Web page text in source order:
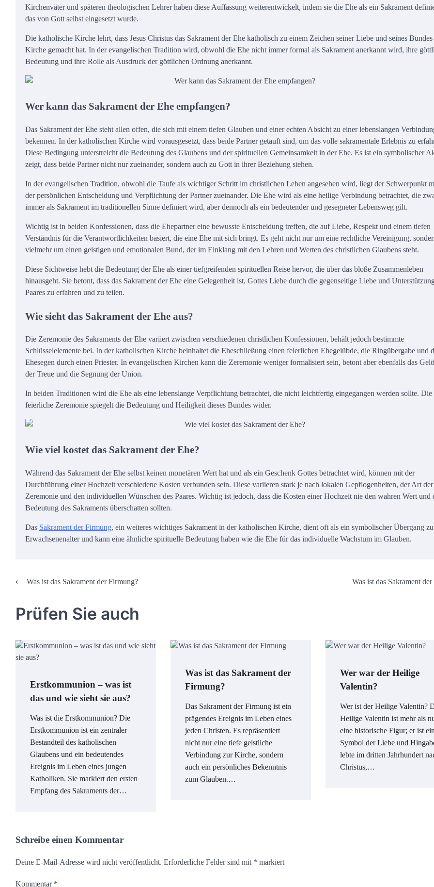
Kirchenväter und späteren theologischen Lehrer haben diese Auffassung weiterentwickelt, indem sie die Ehe als ein Sakrament
das von Gott selbst eingesetzt wurde.
Die katholische Kirche lehrt, dass Jesus Christus das Sakrament der Ehe katholisch zu einem Zeichen seiner Liebe und seines
Kirche gemacht hat. In der evangelischen Tradition wird, obwohl die Ehe nicht immer formal als Sakrament anerkannt wird, ihre
Bedeutung und ihre Rolle als Ausdruck der göttlichen Ordnung anerkannt.
Wer kann das Sakrament der Ehe empfangen?
Das Sakrament der Ehe steht allen offen, die sich mit einem tiefen Glauben und einer echten Absicht zu einer lebenslangen
bekennen. In der katholischen Kirche wird vorausgesetzt, dass beide Partner getauft sind, um das volle sakramentale Erlebnis zu
Diese Bedingung unterstreicht die Bedeutung des Glaubens und der spirituellen Gemeinsamkeit in der Ehe. Es ist ein symbolischer
zeigt, dass beide Partner nicht nur zueinander, sondern auch zu Gott in ihrer Beziehung stehen.
In der evangelischen Tradition, obwohl die Taufe als wichtiger Schritt im christlichen Leben angesehen wird, liegt der Schwerpunkt
der persönlichen Entscheidung und Verpflichtung der Partner zueinander. Die Ehe wird als eine heilige Verbindung betrachtet, die
immer als Sakrament im traditionellen Sinne definiert wird, aber dennoch als ein bedeutender und gesegneter Lebensweg gilt.
Wichtig ist in beiden Konfessionen, dass die Ehepartner eine bewusste Entscheidung treffen, die auf Liebe, Respekt und einem tiefen
Verständnis für die Verantwortlichkeiten basiert, die eine Ehe mit sich bringt. Es geht nicht nur um eine rechtliche Vereinigung,
vielmehr um einen geistigen und emotionalen Bund, der im Einklang mit den Lehren und Werten des christlichen Glaubens steht.
Diese Sichtweise hebt die Bedeutung der Ehe als einer tiefgreifenden spirituellen Reise hervor, die über das bloße Zusammenleben
hinausgeht. Sie betont, dass das Sakrament der Ehe eine Gelegenheit ist, Gottes Liebe durch die gegenseitige Liebe und
Paares zu erfahren und zu teilen.
Wie sieht das Sakrament der Ehe aus?
Die Zeremonie des Sakraments der Ehe variiert zwischen verschiedenen christlichen Konfessionen, behält jedoch bestimmte
Schlüsselelemente bei. In der katholischen Kirche beinhaltet die Eheschließung einen feierlichen Ehegelübde, die Ringübergabe und
Ehesegen durch einen Priester. In evangelischen Kirchen kann die Zeremonie weniger formalisiert sein, betont aber ebenfalls das
der Treue und die Segnung der Union.
In beiden Traditionen wird die Ehe als eine lebenslange Verpflichtung betrachtet, die nicht leichtfertig eingegangen werden sollte. Die
feierliche Zeremonie spiegelt die Bedeutung und Heiligkeit dieses Bundes wider.
Wie viel kostet das Sakrament der Ehe?
Während das Sakrament der Ehe selbst keinen monetären Wert hat und als ein Geschenk Gottes betrachtet wird, können mit der
Durchführung einer Hochzeit verschiedene Kosten verbunden sein. Diese variieren stark je nach lokalen Gepflogenheiten, der Art der
Zeremonie und den individuellen Wünschen des Paares. Wichtig ist jedoch, dass die Kosten einer Hochzeit nie den wahren Wert und
Bedeutung des Sakraments überschatten sollten.
Das Sakrament der Firmung, ein weiteres wichtiges Sakrament in der katholischen Kirche, dient oft als ein symbolischer Übergang
Erwachsenenalter und kann eine ähnliche spirituelle Bedeutung haben wie die Ehe für das individuelle Wachstum im Glauben.
Beitrags-
⟵Was ist das Sakrament der Firmung? Was ist das Sakrament der
Prüfen Sie auch
Erstkommunion – was ist
das und wie sieht sie aus?
Was ist die Erstkommunion? Die
Erstkommunion ist ein zentraler
Bestandteil des katholischen
Glaubens und ein bedeutendes
Ereignis im Leben eines jungen
Katholiken. Sie markiert den ersten
Empfang des Sakraments der…
Was ist das Sakrament der
Firmung?
Das Sakrament der Firmung ist ein
prägendes Ereignis im Leben eines
jeden Christen. Es repräsentiert
nicht nur eine tiefe geistliche
Verbindung zur Kirche, sondern
auch ein persönliches Bekenntnis
zum Glauben.…
Wer war der Heilige
Valentin?
Wer ist der Heilige Valentin?
Heilige Valentin ist mehr als
eine historische Figur; er ist
Symbol der Liebe und
lebte im dritten Jahrhundert
Christus,…
Schreibe einen Kommentar
Deine E-Mail-Adresse wird nicht veröffentlicht. Erforderliche Felder sind mit * markiert
Kommentar *